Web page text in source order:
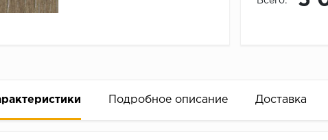
Подробное описание Доставка